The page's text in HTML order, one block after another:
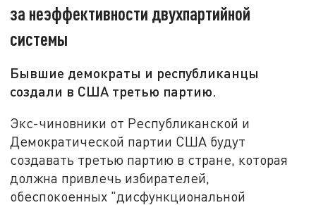
за неэффективности двухпартийной
системы
Бывшие демократы и республиканцы
создали в США третью партию.
Экс-чиновники от Республиканской и
Демократической партии США будут
создавать третью партию в стране, которая
должна привлечь избирателей,
обеспокоенных "дисфункциональной